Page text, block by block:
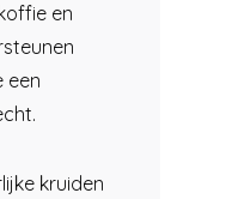
en
een
kruiden